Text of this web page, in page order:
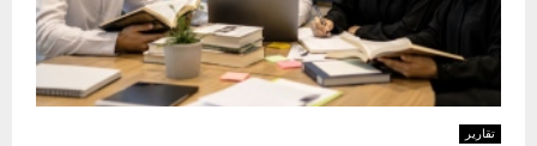
تقارير